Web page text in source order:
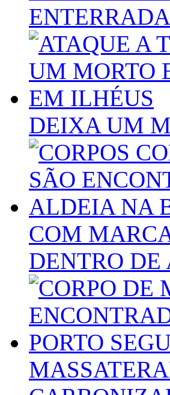
ENTERRADA
DEIXA UM
COM
DENTRO